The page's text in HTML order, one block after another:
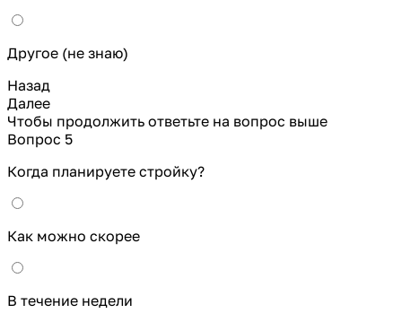
Другое (не знаю)
Назад
Далее
Чтобы продолжить ответьте на вопрос выше
Вопрос 5
Когда планируете стройку?
Как можно скорее
В течение недели